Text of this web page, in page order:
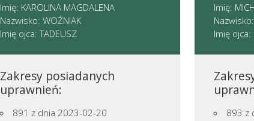
Imię: KAROLINA MAGDALENA
Nazwisko: WOŹNIAK
Imię ojca: TADEUSZ
Zakresy posiadanych
uprawnień:
891 z dnia 2023-02-20
Imię:
Imię ojca:
893 z